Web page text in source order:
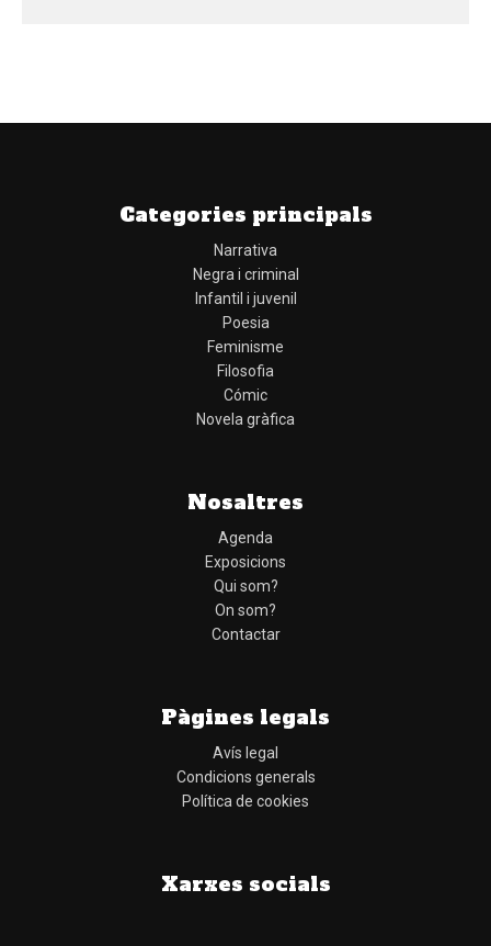
Categories principals
Narrativa
Negra i criminal
Infantil i juvenil
Poesia
Feminisme
Filosofia
Cómic
Novela gràfica
Nosaltres
Agenda
Exposicions
Qui som?
On som?
Contactar
Pàgines legals
Avís legal
Condicions generals
Política de cookies
Xarxes socials